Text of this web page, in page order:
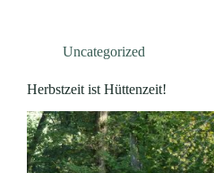
Uncategorized
Herbstzeit ist Hüttenzeit!